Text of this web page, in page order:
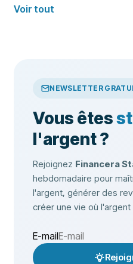
Voir tout
NEWSLETTER
Vous êtes
l'argent ?
Rejoignez Financera
hebdomadaire pour
l'argent, générer des
créer une vie où
E-mail